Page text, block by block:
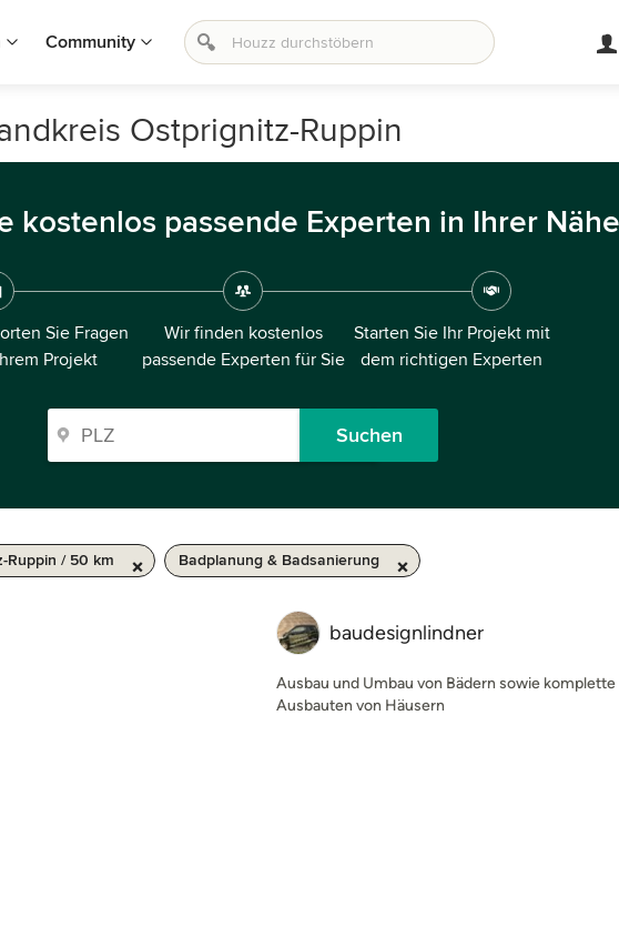
Community
Ostprignitz-Ruppin
kostenlos passende Experten in Ihrer Nähe
Sie Fragen
Projekt
Wir finden kostenlos
passende Experten für Sie
Starten Sie Ihr Projekt mit
dem richtigen Experten
Suchen
Ruppin / 50 km Badplanung & Badsanierung
baudesignlindner
Ausbau und Umbau von Bädern sowie
Ausbauten von Häusern